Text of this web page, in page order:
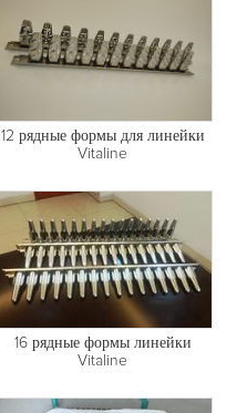
12 рядные формы для линейки
Vitaline
16 рядные формы линейки
Vitaline